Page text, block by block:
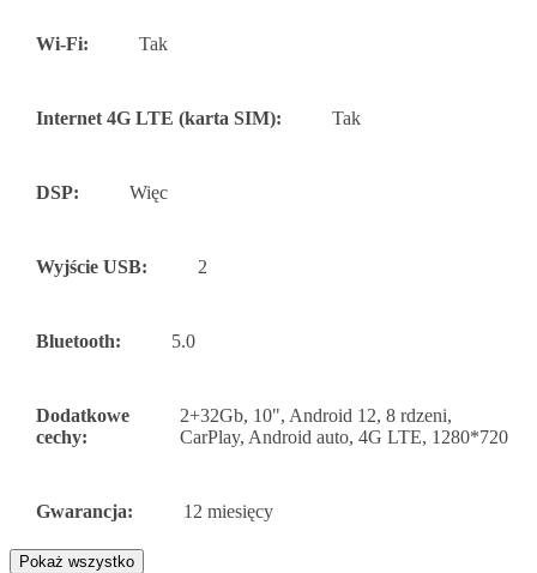
Wi-Fi: Tak
Internet 4G LTE (karta SIM): Tak
DSP: Więc
Wyjście USB: 2
Bluetooth: 5.0
Dodatkowe
cechy:
2+32Gb, 10", Android 12, 8 rdzeni,
CarPlay, Android auto, 4G LTE, 1280*720
Gwarancja: 12 miesięcy
Pokaż wszystko